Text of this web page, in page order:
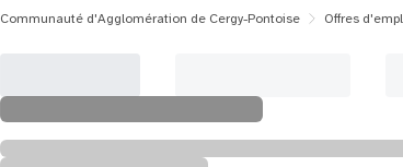
Communauté d'Agglomération de Cergy-Pontoise Offres